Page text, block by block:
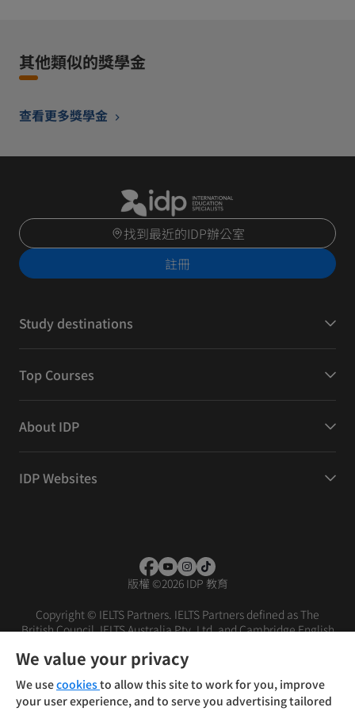
其他類似的獎學金
查看更多獎學金
找到最近的IDP辦公室
註冊
Study destinations
Top Courses
About IDP
IDP Websites
版權 ©2026 IDP 教育
Copyright © IELTS Partners. IELTS Partners defined as The
British Council, IELTS Australia Pty. Ltd. and Cambridge English
投資人
使用條款 隱私權政策
We value your privacy
We usecookiesto allow this site to work for you, improve
your user experience, and to serve you advertising tailored